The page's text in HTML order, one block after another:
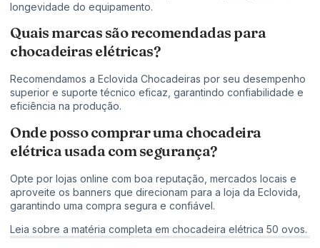
longevidade do equipamento.
Quais marcas são recomendadas para
chocadeiras elétricas?
Recomendamos a Eclovida Chocadeiras por seu desempenho
superior e suporte técnico eficaz, garantindo confiabilidade e
eficiência na produção.
Onde posso comprar uma chocadeira
elétrica usada com segurança?
Opte por lojas online com boa reputação, mercados locais e
aproveite os banners que direcionam para a loja da Eclovida,
garantindo uma compra segura e confiável.
Leia sobre a matéria completa em chocadeira elétrica 50 ovos.